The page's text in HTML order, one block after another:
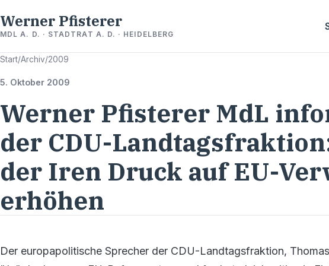
Werner Pfisterer
MDL A. D. · STADTRAT A. D. · HEIDELBERG
Start/Archiv/2009
5. Oktober 2009
Werner Pfisterer MdL
der CDU-
der Iren Druck auf EU-
erhöhen
Der europapolitische Sprecher der CDU-Landtagsfraktion,